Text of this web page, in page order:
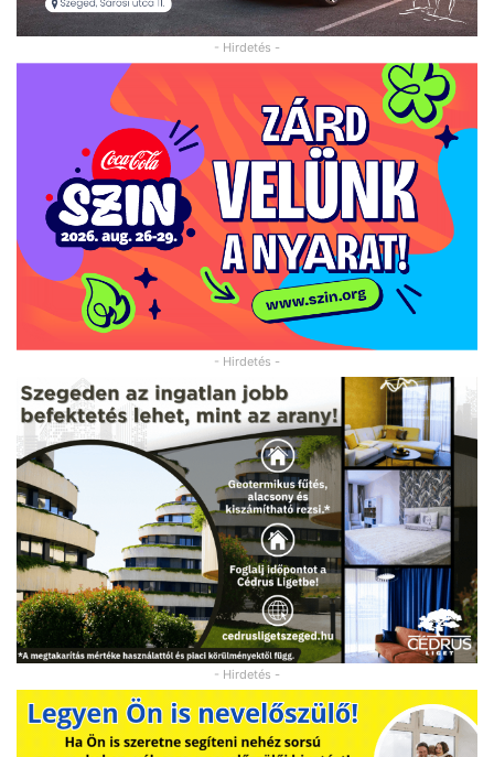
- Hirdetés -
- Hirdetés -
- Hirdetés -